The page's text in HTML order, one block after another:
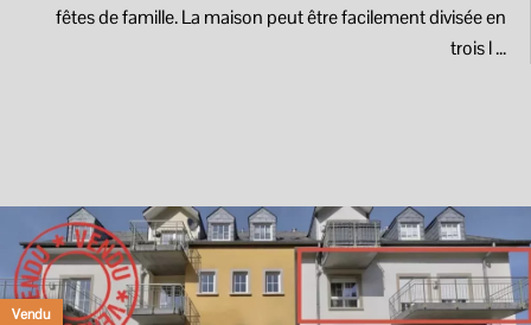
fêtes de famille. La maison peut être facilement divisée en
trois l ...
Vendu